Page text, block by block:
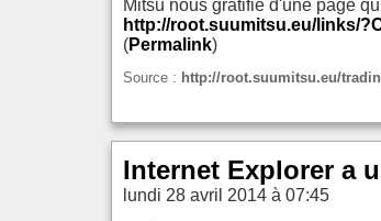
Mitsu nous gratifie d'une page
http://root.suumitsu.eu/links/
(Permalink)
Source : http://root.suumitsu.eu/
Internet Explorer a
lundi 28 avril 2014 à 07:45